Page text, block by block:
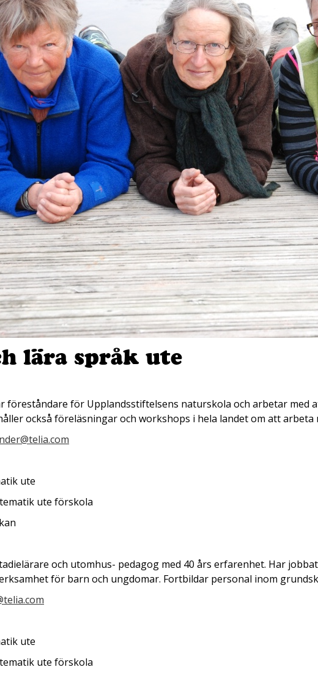
lära språk ute
föreståndare för Upplandsstiftelsens naturskola och arbetar
också föreläsningar och workshops i hela landet om att arbeta
ute
ute förskola
och utomhus- pedagog med 40 års erfarenhet. Har
för barn och ungdomar. Fortbildar personal inom
ute
ute förskola